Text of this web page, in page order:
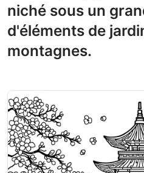
niché sous un
d'éléments de
montagnes.